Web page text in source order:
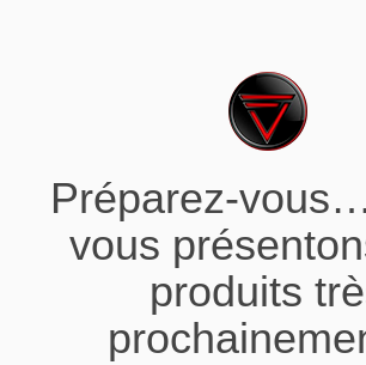
Préparez-
vous
produits